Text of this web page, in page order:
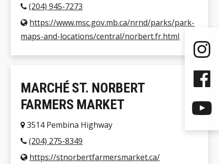
(204) 945-7273
https://www.msc.gov.mb.ca/nrnd/parks/park-
maps-and-locations/central/norbert.fr.html
MARCHÉ ST. NORBERT
FARMERS MARKET
3514 Pembina Highway
(204) 275-8349
https://stnorbertfarmersmarket.ca/